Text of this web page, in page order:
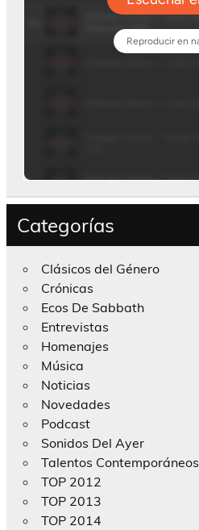
Categorías
Clásicos del Género
Crónicas
Ecos De Sabbath
Entrevistas
Homenajes
Música
Noticias
Novedades
Podcast
Sonidos Del Ayer
Talentos Contemporáneos
TOP 2012
TOP 2013
TOP 2014